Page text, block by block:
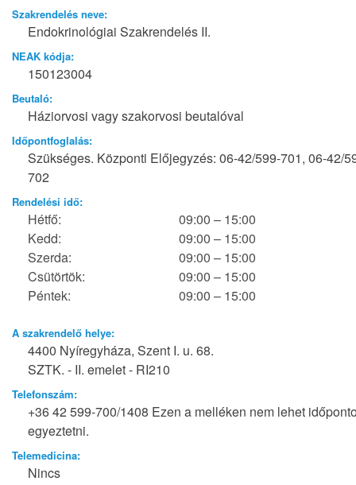
Szakrendelés neve:
Endokrinológiai Szakrendelés II.
NEAK kódja:
150123004
Beutaló:
Háziorvosi vagy szakorvosi beutalóval
Időpontfoglalás:
Szükséges. Központi Előjegyzés: 06-42/599-701, 06-42/
702
Rendelési idő:
Hétfő:
09:00 – 15:00
Kedd:
09:00 – 15:00
Szerda:
09:00 – 15:00
Csütörtök:
09:00 – 15:00
Péntek:
09:00 – 15:00
A szakrendelő helye:
4400 Nyíregyháza, Szent I. u. 68.
SZTK. - II. emelet - RI210
Telefonszám:
+36 42 599-700/1408 Ezen a melléken nem lehet
egyeztetni.
Telemedicina:
Nincs